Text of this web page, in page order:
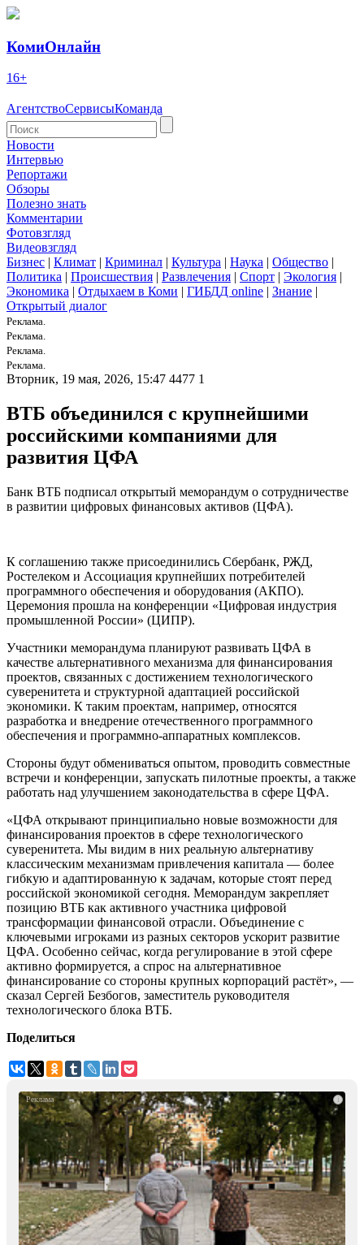
КомиОнлайн
16+
АгентствоСервисыКоманда
Новости
Интервью
Репортажи
Обзоры
Полезно знать
Комментарии
Фотовзгляд
Видеовзгляд
Бизнес | Климат | Криминал | Культура | Наука | Общество |
Политика | Происшествия | Развлечения | Спорт | Экология |
Экономика | Отдыхаем в Коми | ГИБДД online | Знание |
Открытый диалог
Реклама.
Реклама.
Реклама.
Реклама.
Вторник, 19 мая, 2026, 15:47 4477 1
ВТБ объединился с крупнейшими
российскими компаниями для
развития ЦФА
Банк ВТБ подписал открытый меморандум о сотрудничестве
в развитии цифровых финансовых активов (ЦФА).
К соглашению также присоединились Сбербанк, РЖД,
Ростелеком и Ассоциация крупнейших потребителей
программного обеспечения и оборудования (АКПО).
Церемония прошла на конференции «Цифровая индустрия
промышленной России» (ЦИПР).
Участники меморандума планируют развивать ЦФА в
качестве альтернативного механизма для финансирования
проектов, связанных с достижением технологического
суверенитета и структурной адаптацией российской
экономики. К таким проектам, например, относятся
разработка и внедрение отечественного программного
обеспечения и программно-аппаратных комплексов.
Стороны будут обмениваться опытом, проводить совместные
встречи и конференции, запускать пилотные проекты, а также
работать над улучшением законодательства в сфере ЦФА.
«ЦФА открывают принципиально новые возможности для
финансирования проектов в сфере технологического
суверенитета. Мы видим в них реальную альтернативу
классическим механизмам привлечения капитала — более
гибкую и адаптированную к задачам, которые стоят перед
российской экономикой сегодня. Меморандум закрепляет
позицию ВТБ как активного участника цифровой
трансформации финансовой отрасли. Объединение с
ключевыми игроками из разных секторов ускорит развитие
ЦФА. Особенно сейчас, когда регулирование в этой сфере
активно формируется, а спрос на альтернативное
финансирование со стороны крупных корпораций растёт», —
сказал Сергей Безбогов, заместитель руководителя
технологического блока ВТБ.
Поделиться
i